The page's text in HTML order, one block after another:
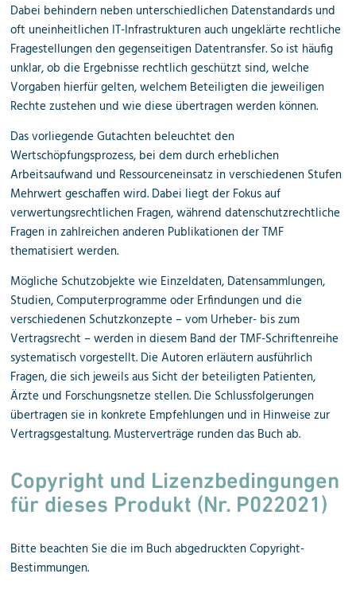
Dabei behindern neben unterschiedlichen Datenstandards und
oft uneinheitlichen IT-Infrastrukturen auch ungeklärte rechtliche
Fragestellungen den gegenseitigen Datentransfer. So ist häufig
unklar, ob die Ergebnisse rechtlich geschützt sind, welche
Vorgaben hierfür gelten, welchem Beteiligten die jeweiligen
Rechte zustehen und wie diese übertragen werden können.
Das vorliegende Gutachten beleuchtet den
Wertschöpfungsprozess, bei dem durch erheblichen
Arbeitsaufwand und Ressourceneinsatz in verschiedenen Stufen
Mehrwert geschaffen wird. Dabei liegt der Fokus auf
verwertungsrechtlichen Fragen, während datenschutzrechtliche
Fragen in zahlreichen anderen Publikationen der TMF
thematisiert werden.
Mögliche Schutzobjekte wie Einzeldaten, Datensammlungen,
Studien, Computerprogramme oder Erfindungen und die
verschiedenen Schutzkonzepte – vom Urheber- bis zum
Vertragsrecht – werden in diesem Band der TMF-Schriftenreihe
systematisch vorgestellt. Die Autoren erläutern ausführlich
Fragen, die sich jeweils aus Sicht der beteiligten Patienten,
Ärzte und Forschungsnetze stellen. Die Schlussfolgerungen
übertragen sie in konkrete Empfehlungen und in Hinweise zur
Vertragsgestaltung. Musterverträge runden das Buch ab.
Copyright und Lizenzbedingungen
für dieses Produkt (Nr. P022021)
Bitte beachten Sie die im Buch abgedruckten Copyright-
Bestimmungen.